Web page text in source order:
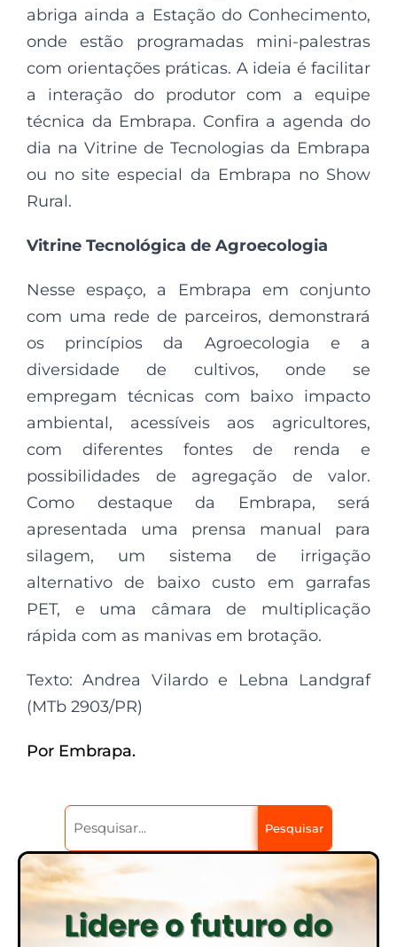
abriga ainda a Estação do Conhecimento,
onde estão programadas mini-palestras
com orientações práticas. A ideia é facilitar
a interação do produtor com a equipe
técnica da Embrapa. Confira a agenda do
dia na Vitrine de Tecnologias da Embrapa
ou no site especial da Embrapa no Show
Rural.
Vitrine Tecnológica de Agroecologia
Nesse espaço, a Embrapa em conjunto
com uma rede de parceiros, demonstrará
os princípios da Agroecologia e a
diversidade de cultivos, onde se
empregam técnicas com baixo impacto
ambiental, acessíveis aos agricultores,
com diferentes fontes de renda e
possibilidades de agregação de valor.
Como destaque da Embrapa, será
apresentada uma prensa manual para
silagem, um sistema de irrigação
alternativo de baixo custo em garrafas
PET, e uma câmara de multiplicação
rápida com as manivas em brotação.
Texto: Andrea Vilardo e Lebna Landgraf
(MTb 2903/PR)
Por Embrapa.
Pesquisar